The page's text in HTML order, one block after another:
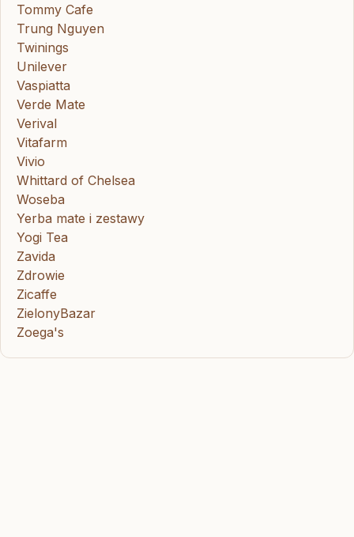
Tommy Cafe
Trung Nguyen
Twinings
Unilever
Vaspiatta
Verde Mate
Verival
Vitafarm
Vivio
Whittard of Chelsea
Woseba
Yerba mate i zestawy
Yogi Tea
Zavida
Zdrowie
Zicaffe
ZielonyBazar
Zoega's